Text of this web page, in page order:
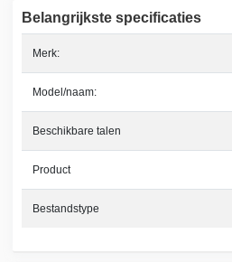
Belangrijkste specificaties
Merk:
Model/naam:
Beschikbare talen
Product
Bestandstype